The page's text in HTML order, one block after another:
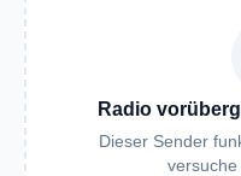
Radio
Dieser Sender
versuche